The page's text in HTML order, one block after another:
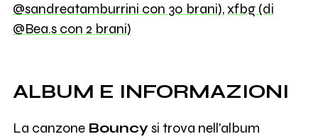
@sandreatamburrini con 30 brani),xfbg (di
@Bea.s con 2 brani)
ALBUM E INFORMAZIONI
La canzone Bouncysi trova nell'album